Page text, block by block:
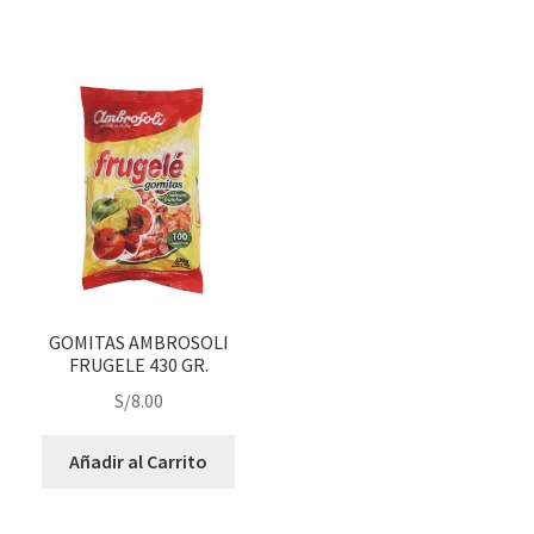
GOMITAS AMBROSOLI
FRUGELE 430 GR.
S/8.00
Añadir al Carrito